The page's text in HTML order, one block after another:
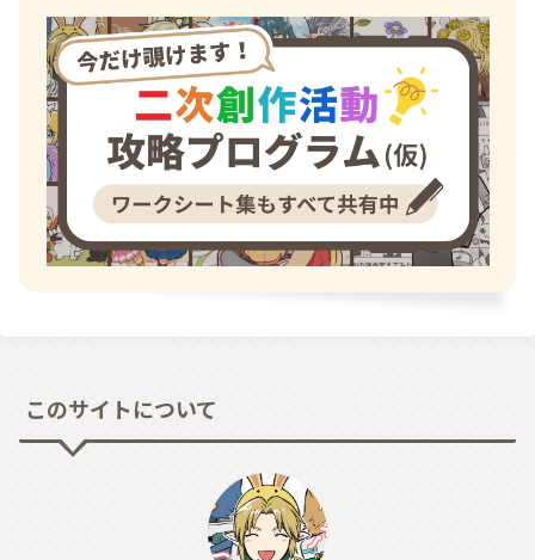
このサイトについて